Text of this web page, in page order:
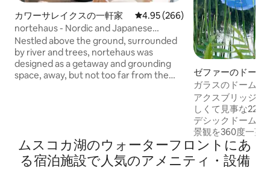
カワーサレイクスの一軒家 レビュー266件、5つ星中4.95つ
4.95 (266)
nortehaus - Nordic and Japanese
inspired escape
Nestled above the ground, surrounded
by river and trees, nortehaus was
designed as a getaway and grounding
space, away, but not too far from the
ゼファーのドーム
ガラスのドームで
曜日は無料）
アクスブリッジの
しくて見事な22
デシックドームをご
景観を360度一望
覚めることを想像
意ください...週
日と土曜日から
ムスコカ湖のウォーターフロントにあ
る宿泊施設で人気のアメニティ・設備